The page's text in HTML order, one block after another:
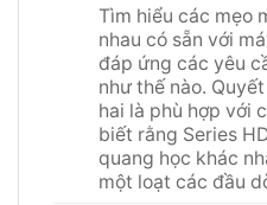
Tìm hiểu các mẹo
nhau có sẵn với
đáp ứng các yêu
như thế nào.
hai là phù hợp với
biết rằng Series
quang học khác
một loạt các đầu